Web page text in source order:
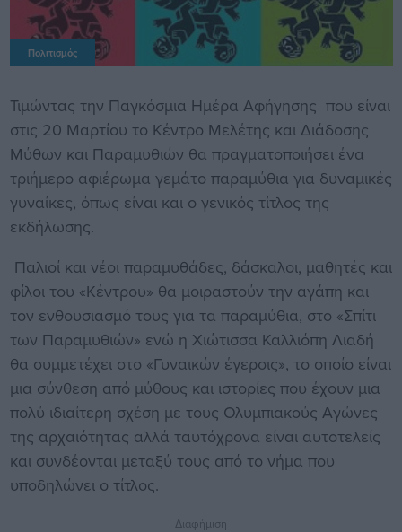
Πολιτισμός
Τιμώντας την Παγκόσμια Ημέρα Αφήγησης που είναι
στις 20 Μαρτίου το Κέντρο Μελέτης και Διάδοσης
Μύθων και Παραμυθιών θα πραγματοποιήσει ένα
τριήμερο αφιέρωμα γεμάτο παραμύθια για δυναμικές
γυναίκες, όπως είναι και ο γενικός τίτλος της
εκδήλωσης.
Παλιοί και νέοι παραμυθάδες, δάσκαλοι, μαθητές και
φίλοι του «Κέντρου» θα μοιραστούν την αγάπη και
τον ενθουσιασμό τους για τα παραμύθια, στο «Σπίτι
των Παραμυθιών» ενώ η Χιώτισσα Καλλιόπη Λιαδή
θα συμμετέχει στο «Γυναικών έγερσις», το οποίο είναι
μια σύνθεση από μύθους και ιστορίες που έχουν μια
πολύ ιδιαίτερη σχέση με τους Ολυμπιακούς Αγώνες
της αρχαιότητας αλλά ταυτόχρονα είναι αυτοτελείς
και συνδέονται μεταξύ τους από το νήμα που
υποδηλώνει ο τίτλος.
Διαφήμιση